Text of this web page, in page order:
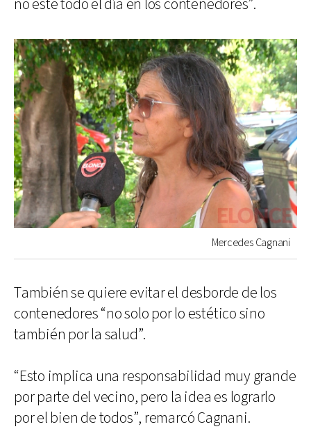
no esté todo el día en los contenedores”.
Mercedes Cagnani
También se quiere evitar el desborde de los
contenedores “no solo por lo estético sino
también por la salud”.
“Esto implica una responsabilidad muy grande
por parte del vecino, pero la idea es lograrlo
por el bien de todos”, remarcó Cagnani.